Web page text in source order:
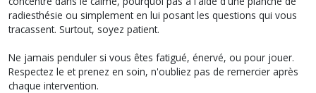
radiesthésie ou simplement en lui posant les questions qui vous
tracassent. Surtout, soyez patient.
Ne jamais penduler si vous êtes fatigué, énervé, ou pour jouer.
Respectez le et prenez en soin, n'oubliez pas de remercier après
chaque intervention.